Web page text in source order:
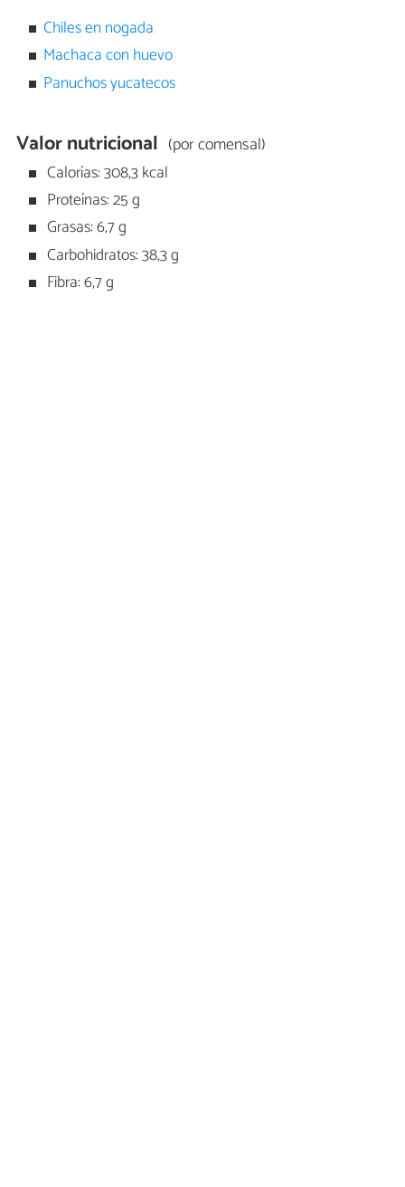
Chiles en nogada
Machaca con huevo
Panuchos yucatecos
Valor nutricional (por comensal)
Calorías: 308,3 kcal
Proteínas: 25 g
Grasas: 6,7 g
Carbohidratos: 38,3 g
Fibra: 6,7 g